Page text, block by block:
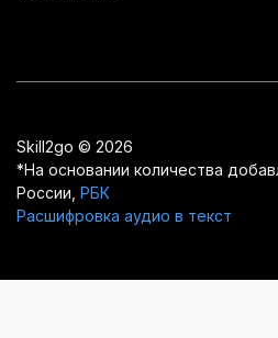
Skill2go © 2026
*На основании количества
России, РБК
Расшифровка аудио в текст